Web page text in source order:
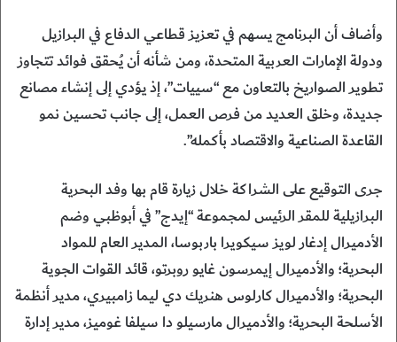
وأضاف أن البرنامج يسهم في تعزيز قطاعي الدفاع في البرازيل
ودولة الإمارات العربية المتحدة، ومن شأنه أن يُحقق فوائد تتجاوز
تطوير الصواريخ بالتعاون مع “سييات”، إذ يؤدي إلى إنشاء مصانع
جديدة، وخلق العديد من فرص العمل، إلى جانب تحسين نمو
القاعدة الصناعية والاقتصاد بأكمله”.
جرى التوقيع على الشراكة خلال زيارة قام بها وفد البحرية
البرازيلية للمقر الرئيس لمجموعة “إيدج” في أبوظبي وضم
الأدميرال إدغار لويز سيكويرا باربوسا، المدير العام للمواد
البحرية؛ والأدميرال إيمرسون غايو روبرتو، قائد القوات الجوية
البحرية؛ والأدميرال كارلوس هنريك دي ليما زامبيري، مدير أنظمة
الأسلحة البحرية؛ والأدميرال مارسيلو دا سيلفا غوميز، مدير إدارة